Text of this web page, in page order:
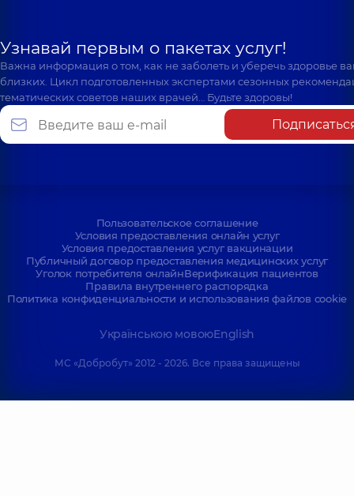
Узнавай первым о пакетах услуг!
Важна информация о том, как не заболеть и уберечь здоровье
близких. Цикл подготовленных экспертами сезонных
тематических советов наших врачей… Будьте здоровы!
Пользовательское соглашение
Условия предоставления онлайн услуг
Условия предоставления услуг вакцинации
Публичный договор предоставления медицинских услуг
Уголок потребителя онлайнВерификация пациентов
Правила внутреннего распорядка
Политика конфиденциальности и использования файлов cookie
Українською мовоюEnglish
МС «Добробут» 2012 - 2026. Все права защищены